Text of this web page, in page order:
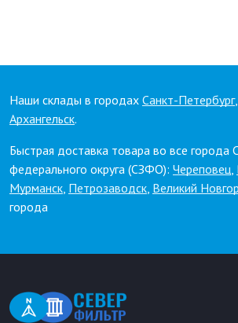
Наши склады в городах Санкт-Петербург,
Архангельск.
Быстрая доставка товара во все города
федерального округа (СЗФО): Череповец,
Мурманск, Петрозаводск, Великий
города